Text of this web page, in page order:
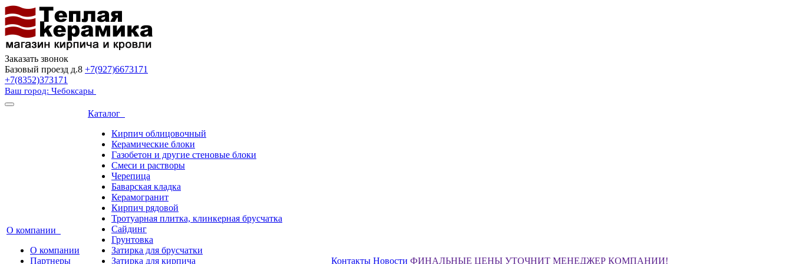
Заказать звонок
Базовый проезд д.8 +7(927)6673171
+7(8352)373171
Ваш город: Чебоксары
О компании
О компании
Партнеры
Каталог
Кирпич облицовочный
Керамические блоки
Газобетон и другие стеновые блоки
Смеси и растворы
Черепица
Баварская кладка
Керамогранит
Кирпич рядовой
Тротуарная плитка, клинкерная брусчатка
Сайдинг
Грунтовка
Затирка для брусчатки
Затирка для кирпича
Контакты Новости ФИНАЛЬНЫЕ ЦЕНЫ УТОЧНИТ МЕНЕДЖЕР КОМПАНИИ!